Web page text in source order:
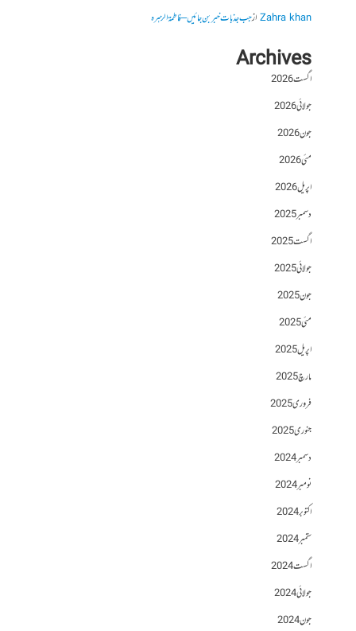
Zahra khanازجب جذبات خبر بن جائیں – فاطمۃالزہرہ
Archives
اگست 2026
جولائی 2026
جون 2026
مئی 2026
اپریل 2026
دسمبر 2025
اگست 2025
جولائی 2025
جون 2025
مئی 2025
اپریل 2025
مارچ 2025
فروری 2025
جنوری 2025
دسمبر 2024
نومبر 2024
اکتوبر 2024
ستمبر 2024
اگست 2024
جولائی 2024
جون 2024